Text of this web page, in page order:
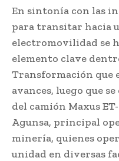
En sintonía con las
para transitar hacia
electromovilidad se
elemento clave
Transformación que
avances, luego que
del camión Maxus
Agunsa, principal
minería, quienes
unidad en diversas